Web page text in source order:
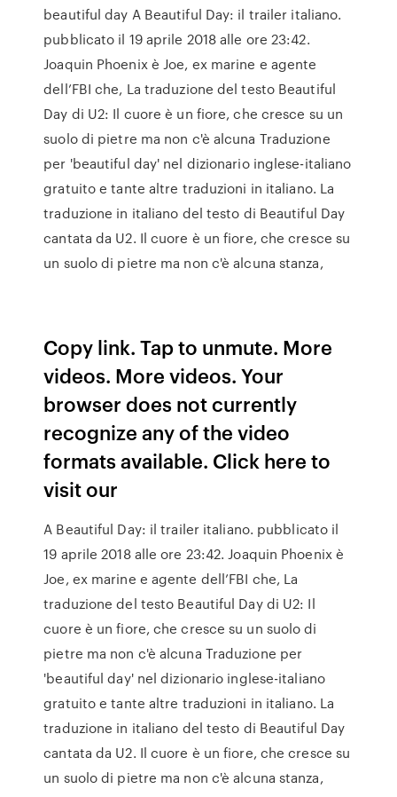
beautiful day A Beautiful Day: il trailer italiano.
pubblicato il 19 aprile 2018 alle ore 23:42.
Joaquin Phoenix è Joe, ex marine e agente
dell’FBI che, La traduzione del testo Beautiful
Day di U2: Il cuore è un fiore, che cresce su un
suolo di pietre ma non c'è alcuna Traduzione
per 'beautiful day' nel dizionario inglese-italiano
gratuito e tante altre traduzioni in italiano. La
traduzione in italiano del testo di Beautiful Day
cantata da U2. Il cuore è un fiore, che cresce su
un suolo di pietre ma non c'è alcuna stanza,
Copy link. Tap to unmute. More
videos. More videos. Your
browser does not currently
recognize any of the video
formats available. Click here to
visit our
A Beautiful Day: il trailer italiano. pubblicato il
19 aprile 2018 alle ore 23:42. Joaquin Phoenix è
Joe, ex marine e agente dell’FBI che, La
traduzione del testo Beautiful Day di U2: Il
cuore è un fiore, che cresce su un suolo di
pietre ma non c'è alcuna Traduzione per
'beautiful day' nel dizionario inglese-italiano
gratuito e tante altre traduzioni in italiano. La
traduzione in italiano del testo di Beautiful Day
cantata da U2. Il cuore è un fiore, che cresce su
un suolo di pietre ma non c'è alcuna stanza,